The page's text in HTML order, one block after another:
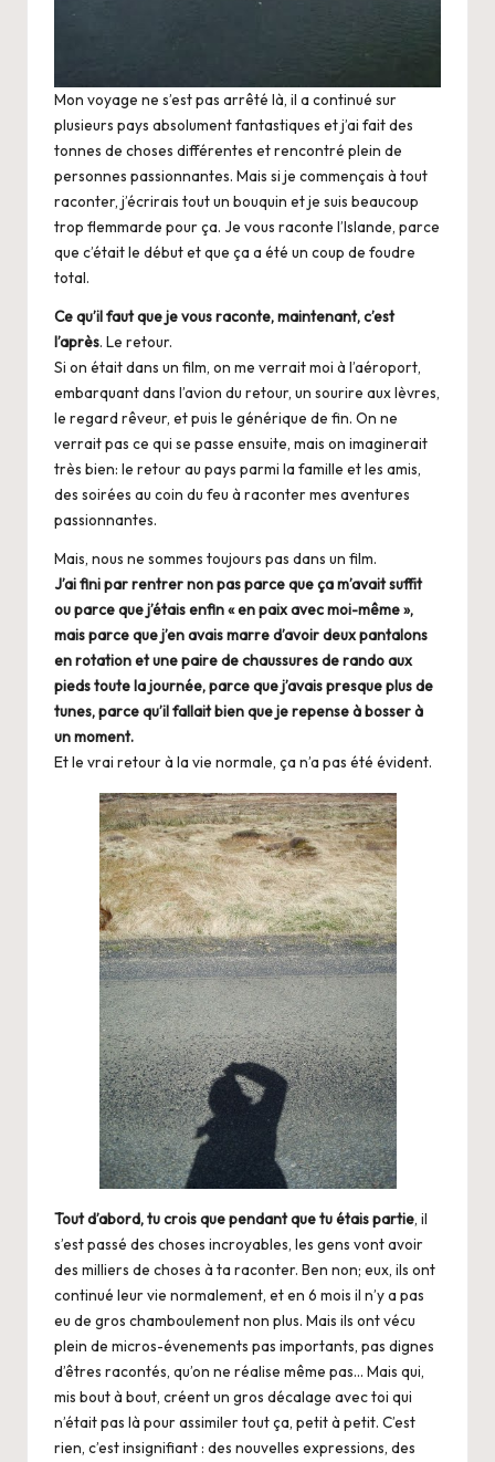
Mon voyage ne s’est pas arrêté là, il a continué sur
plusieurs pays absolument fantastiques et j’ai fait des
tonnes de choses différentes et rencontré plein de
personnes passionnantes. Mais si je commençais à tout
raconter, j’écrirais tout un bouquin et je suis beaucoup
trop flemmarde pour ça. Je vous raconte l’Islande, parce
que c’était le début et que ça a été un coup de foudre
total.
Ce qu’il faut que je vous raconte, maintenant, c’est
l’après. Le retour.
Si on était dans un film, on me verrait moi à l’aéroport,
embarquant dans l’avion du retour, un sourire aux lèvres,
le regard rêveur, et puis le générique de fin. On ne
verrait pas ce qui se passe ensuite, mais on imaginerait
très bien: le retour au pays parmi la famille et les amis,
des soirées au coin du feu à raconter mes aventures
passionnantes.
Mais, nous ne sommes toujours pas dans un film.
J’ai fini par rentrer non pas parce que ça m’avait suffit
ou parce que j’étais enfin « en paix avec moi-même »,
mais parce que j’en avais marre d’avoir deux pantalons
en rotation et une paire de chaussures de rando aux
pieds toute la journée, parce que j’avais presque plus de
tunes, parce qu’il fallait bien que je repense à bosser à
un moment.
Et le vrai retour à la vie normale, ça n’a pas été évident.
Tout d’abord, tu crois que pendant que tu étais partie, il
s’est passé des choses incroyables, les gens vont avoir
des milliers de choses à ta raconter. Ben non; eux, ils ont
continué leur vie normalement, et en 6 mois il n’y a pas
eu de gros chamboulement non plus. Mais ils ont vécu
plein de micros-évenements pas importants, pas dignes
d’êtres racontés, qu’on ne réalise même pas… Mais qui,
mis bout à bout, créent un gros décalage avec toi qui
n’était pas là pour assimiler tout ça, petit à petit. C’est
rien, c’est insignifiant : des nouvelles expressions, des